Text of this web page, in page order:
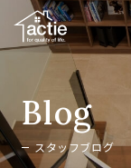
Blog
スタッフブログ